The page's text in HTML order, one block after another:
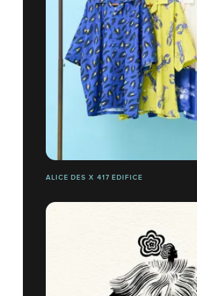
ALICE DES X 417 ÉDIFICE